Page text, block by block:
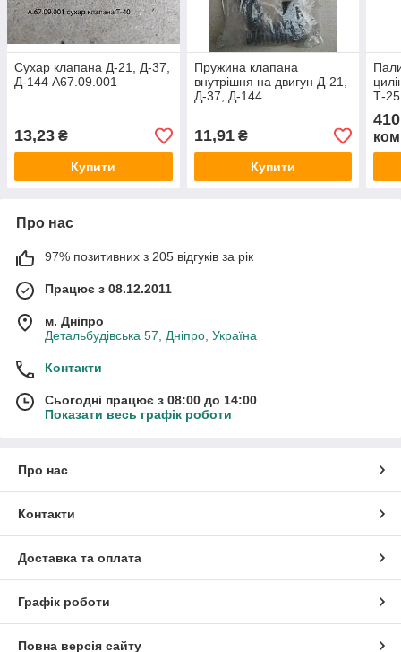
Сухар клапана Д-21, Д-37,
Д-144 А67.09.001
13,23 ₴
Купити
Пружина клапана
внутрішня на двигун Д-21,
Д-37, Д-144
11,91₴
Купити
Т-
Про нас
97% позитивних з 205 відгуків за рік
Працює з 08.12.2011
м. Дніпро
Детальбудівська 57, Дніпро, Україна
Контакти
Сьогодні працює з 08:00 до 14:00
Показати весь графік роботи
Про нас
Контакти
Доставка та оплата
Графік роботи
Повна версія сайту